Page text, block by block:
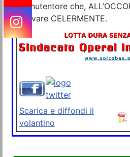
manutentore che,
arrivare CELERMENTE.
Scarica e diffondi il
volantino